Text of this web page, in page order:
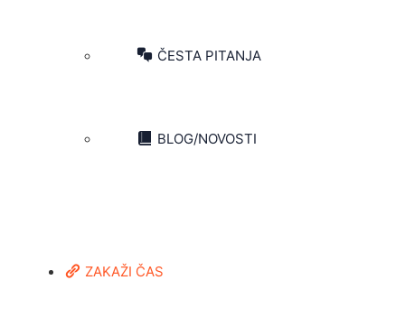
ČESTA PITANJA
BLOG/NOVOSTI
ZAKAŽI ČAS